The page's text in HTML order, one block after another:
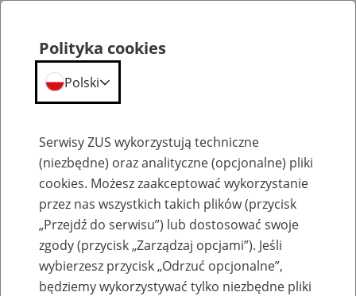
Szkolenia
Polityka cookies
Polski
Serwisy ZUS wykorzystują techniczne
(niezbędne) oraz analityczne (opcjonalne) pliki
cookies. Możesz zaakceptować wykorzystanie
przez nas wszystkich takich plików (przycisk
„Przejdź do serwisu”) lub dostosować swoje
zgody (przycisk „Zarządzaj opcjami”). Jeśli
wybierzesz przycisk „Odrzuć opcjonalne”,
będziemy wykorzystywać tylko niezbędne pliki